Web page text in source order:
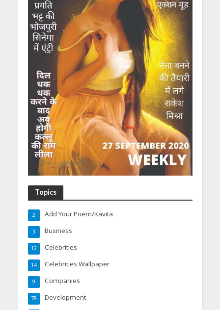
Topics
Add Your Poem/Kavita
2
Business
3
Celebrities
12
Celebrities Wallpaper
14
Companies
9
Development
78